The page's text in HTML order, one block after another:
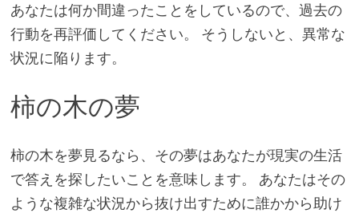
あなたは何か間違ったことをしているので、過去の
行動を再評価してください。 そうしないと、異常な
状況に陥ります。
柿の木の夢
柿の木を夢見るなら、その夢はあなたが現実の生活
で答えを探したいことを意味します。 あなたはその
ような複雑な状況から抜け出すために誰かから助け